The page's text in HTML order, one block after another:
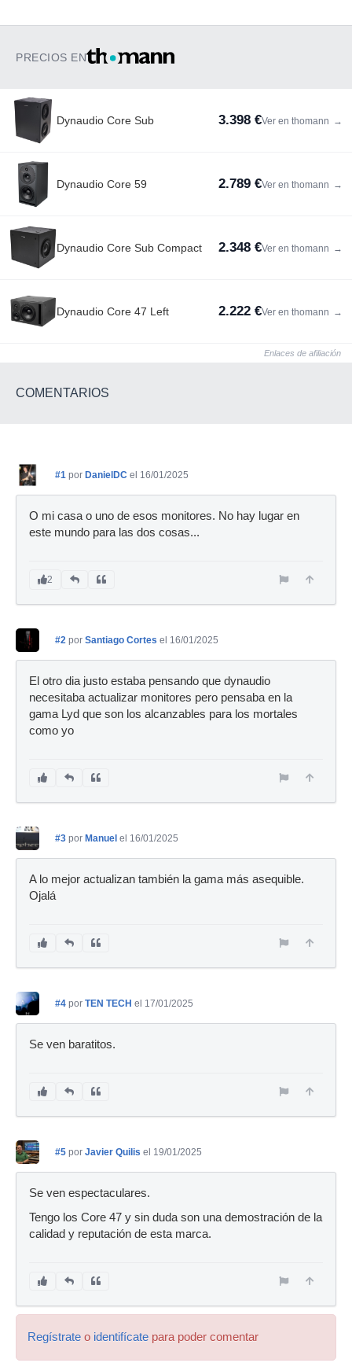
PRECIOS EN
Dynaudio Core Sub 3.398 €Ver en thomann →
Dynaudio Core 59 2.789 €Ver en thomann →
Dynaudio Core Sub Compact 2.348 €Ver en thomann →
Dynaudio Core 47 Left 2.222 €Ver en thomann →
Enlaces de afiliación
COMENTARIOS
#1 por DanielDC el 16/01/2025
O mi casa o uno de esos monitores. No hay lugar en
este mundo para las dos cosas...
2
#2 por Santiago Cortes el 16/01/2025
El otro dia justo estaba pensando que dynaudio
necesitaba actualizar monitores pero pensaba en la
gama Lyd que son los alcanzables para los mortales
como yo
#3 por Manuel el 16/01/2025
A lo mejor actualizan también la gama más asequible.
Ojalá
#4 por TEN TECH el 17/01/2025
Se ven baratitos.
#5 por Javier Quilis el 19/01/2025
Se ven espectaculares.
Tengo los Core 47 y sin duda son una demostración de la
calidad y reputación de esta marca.
Regístrate o identifícate para poder comentar